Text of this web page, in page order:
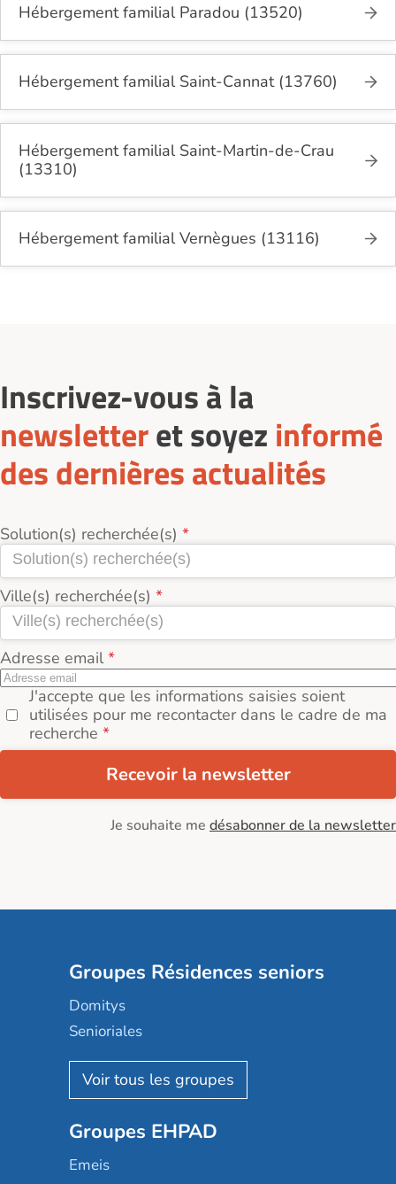
Hébergement familial Paradou (13520)
Hébergement familial Saint-Cannat (13760)
Hébergement familial Saint-Martin-de-Crau
(13310)
Hébergement familial Vernègues (13116)
Inscrivez-vous à la
newsletteret soyez informé
des dernières actualités
Solution(s) recherchée(s)
Ville(s) recherchée(s)
Adresse email
J'accepte que les informations saisies soient
utilisées pour me recontacter dans le cadre de ma
recherche
Recevoir la newsletter
Je souhaite me désabonner de la newsletter
Groupes Résidences seniors
Domitys
Senioriales
Nohée
Les Résidentiels
Mobicap
Domusvi
Groupes EHPAD
Emeis